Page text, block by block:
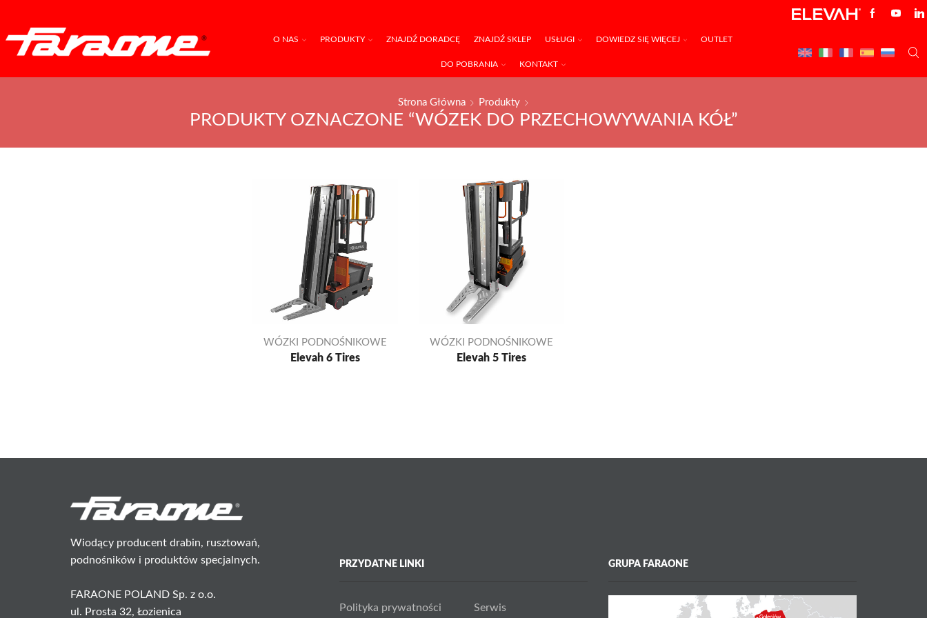
O NAS PRODUKTY ZNAJDŹ DORADCĘ ZNAJDŹ SKLEP USŁUGI DOWIEDZ SIĘ WIĘCEJ OUTLET
DO POBRANIA KONTAKT
Strona Główna Produkty
PRODUKTY OZNACZONE “WÓZEK DO PRZECHOWYWANIA KÓŁ”
WÓZKI PODNOŚNIKOWE
Elevah 6 Tires
WÓZKI PODNOŚNIKOWE
Elevah 5 Tires
Wiodący producent drabin, rusztowań,
podnośników i produktów specjalnych.
FARAONE POLAND Sp. z o.o.
ul. Prosta 32, Łozienica
PRZYDATNE LINKI
Polityka prywatności Serwis
GRUPA FARAONE